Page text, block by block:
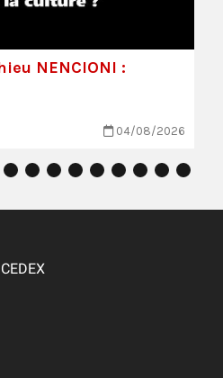
NENCIONI :
04/08/2026